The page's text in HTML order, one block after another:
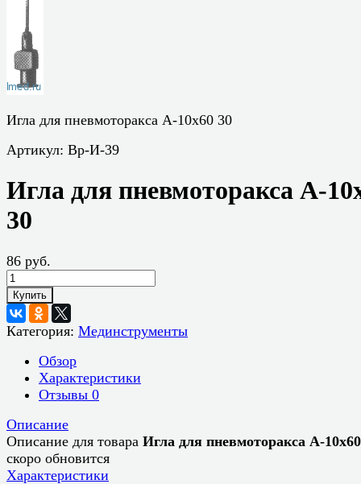
Игла для пневмоторакса А-10х60 30
Артикул: Вр-И-39
Игла для пневмоторакса А-
30
86 руб.
Купить
Категория: Мединструменты
Обзор
Характеристики
Отзывы 0
Описание
Описание для товара Игла для пневмоторакса А-
скоро обновится
Характеристики